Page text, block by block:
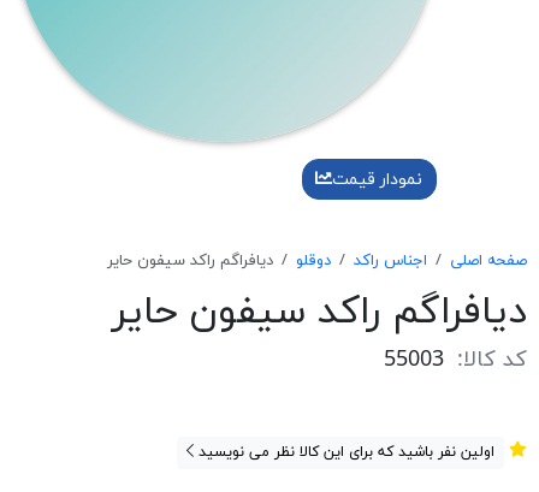
نمودار قیمت
صفحه اصلی اجناس راکد دوقلو دیافراگم راکد سیفون حایر
دیافراگم راکد سیفون حایر
کد کالا: 55003
اولین نفر باشید که برای این کالا نظر می نویسید